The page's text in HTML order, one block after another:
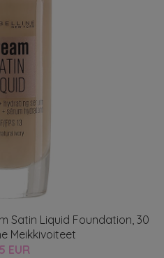
Satin Liquid Foundation, 30
Meikkivoiteet
EUR